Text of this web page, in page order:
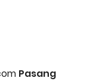
Pasang